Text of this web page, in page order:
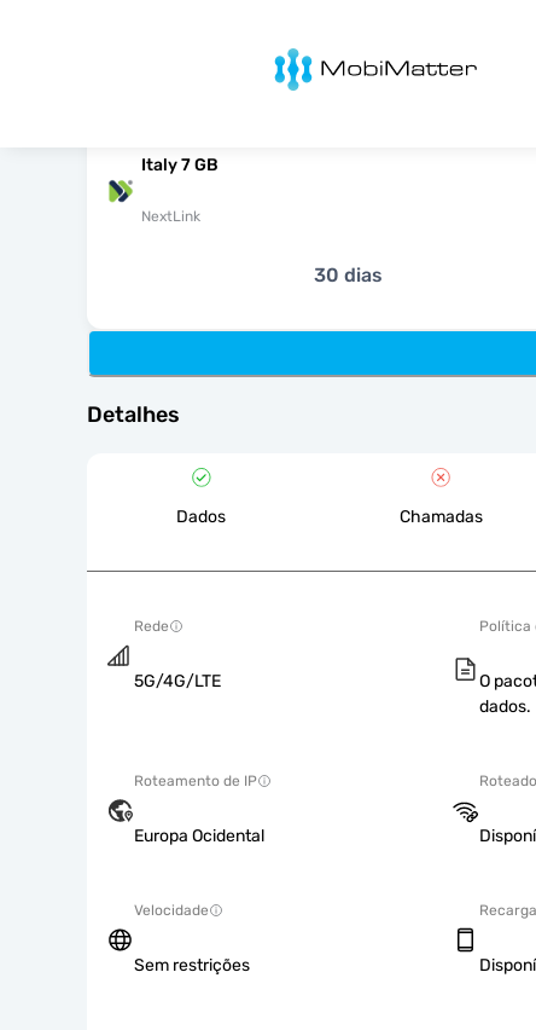
MobiMatter
Italy 7 GB
NextLink
30 dias
Detalhes
Dados Chamadas
Rede
5G/4G/LTE
Política
O
dados.
Roteamento de IP
Europa Ocidental
Velocidade
Sem restrições
Recarga